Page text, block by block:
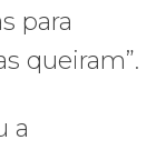
para
queiram”.
a